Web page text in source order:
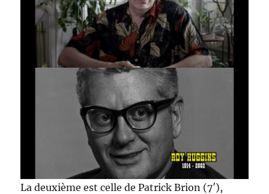
La deuxième est celle de Patrick Brion (7′),